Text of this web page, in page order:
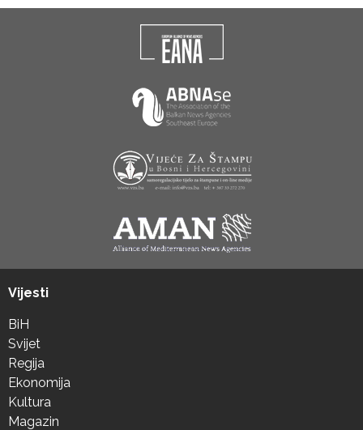
Vijesti
BiH
Svijet
Regija
Ekonomija
Kultura
Magazin